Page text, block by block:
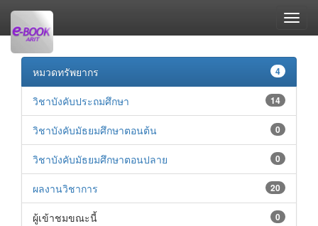
4
หมวดทรัพยากร
14
วิชาบังคับประถมศึกษา
0
วิชาบังคับมัธยมศึกษาตอนต้น
0
วิชาบังคับมัธยมศึกษาตอนปลาย
20
ผลงานวิชาการ
0
ผู้เข้าชมขณะนี้